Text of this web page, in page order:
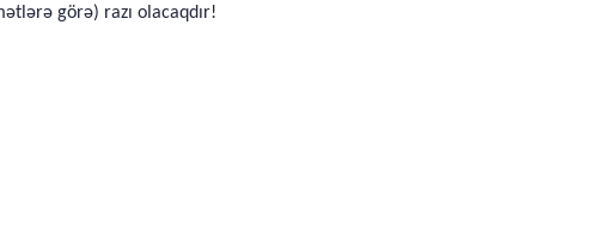
görə) razı olacaqdır!